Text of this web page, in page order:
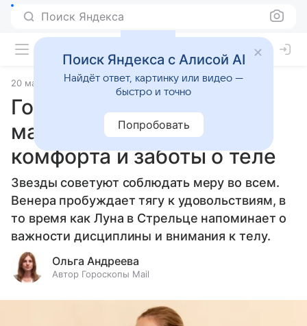
Поиск Яндекса
20 марта 2025 Статьи
Гороскоп здоровья на 21
марта 2025 года: баланс
комфорта и заботы о теле
Звезды советуют соблюдать меру во всем.
Венера пробуждает тягу к удовольствиям, в
то время как Луна в Стрельце напоминает о
важности дисциплины и внимания к телу.
Ольга Андреева
Автор Гороскопы Mail
Поиск Яндекса с Алисой AI
Найдёт ответ, картинку или видео —
быстро и точно
Попробовать